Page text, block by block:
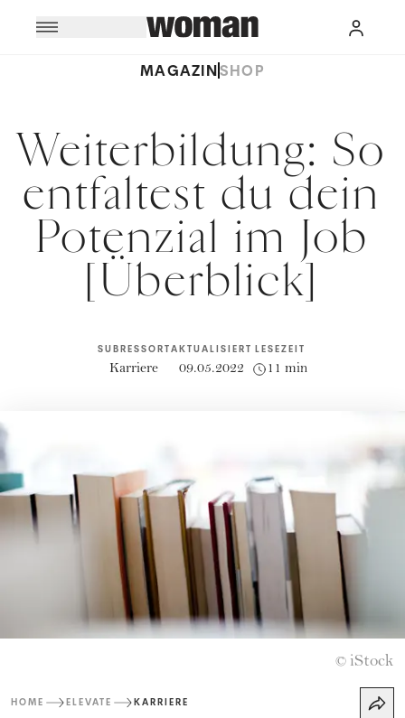
MAGAZINSHOP
Weiterbildung: So
entfaltest du dein
Potenzial im Job
[Überblick]
SUBRESSORT
Karriere
AKTUALISIERT
09.05.2022
LESEZEIT
11 min
© iStock
HOME ELEVATE KARRIERE